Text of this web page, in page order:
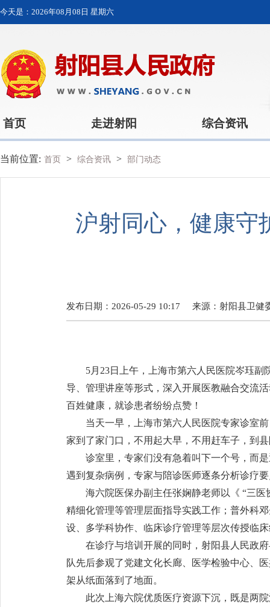
今天是： 2026年08月08日 星期六
首页 走进射阳 综合资讯
当前位置: 首页 > 综合资讯 > 部门动态
沪射同心，健康守
发布日期：2026-05-29 10:17 来源： 射阳县卫健
5月23日上午，上海市第六人民医院岑珏
导、管理讲座等形式，深入开展医教融合交流
百姓健康，就诊患者纷纷点赞！
当天一早，上海市第六人民医院专家诊室
家到了家门口，不用起大早，不用赶车子，到
诊室里，专家们没有急着叫下一个号，而
遇到复杂病例，专家与陪诊医师逐条分析诊疗
海六院医保办副主任张娴静老师以《 “三医
精细化管理等管理层面指导实践工作；普外科
设、多学科协作、临床诊疗管理等层次传授临
在诊疗与培训开展的同时，射阳县人民政府
队先后参观了党建文化长廊、医学检验中心、
架从纸面落到了地面。
此次上海六院优质医疗资源下沉，既是两